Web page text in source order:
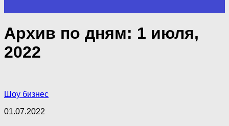
Архив по дням: 1 июля,
2022
Шоу бизнес
01.07.2022